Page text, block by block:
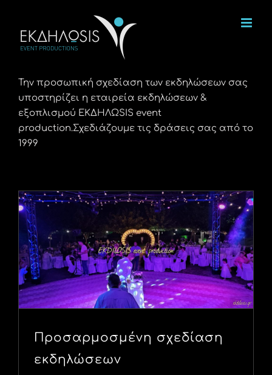
περιεχόμενο
Την προσωπική σχεδίαση των εκδηλώσεων σας
υποστηρίζει η εταιρεία εκδηλώσεων &
εξοπλισμού ΕΚΔΗΛΩSIS event
production.Σχεδιάζουμε τις δράσεις σας από το
1999
Προσαρμοσμένη σχεδίαση
εκδηλώσεων